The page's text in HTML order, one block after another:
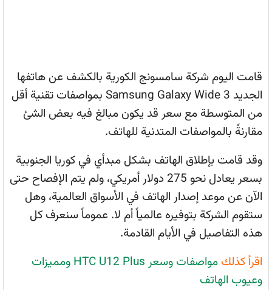
قامت اليوم شركة سامسونج الكورية بالكشف عن هاتفها
الجديد Samsung Galaxy Wide 3 بمواصفات تقنية أقل
من المتوسطة مع سعر قد يكون مبالغ فيه بعض الشئ
مقارنةً بالمواصفات المتدنية للهاتف.
وقد قامت بإطلاق الهاتف بشكل مبدأي في كوريا الجنوبية
بسعر يعادل نحو 275 دولار أمريكي، ولم يتم الإفصاح حتى
الآن عن موعد إصدار الهاتف في الأسواق العالمية، وهل
ستقوم الشركة بتوفيره عالمياً أم لا. عموماً سنعرف كل
هذه التفاصيل في الأيام القادمة.
اقرأ كذلك
مواصفات وسعر HTC U12 Plus ومميزات
وعيوب الهاتف